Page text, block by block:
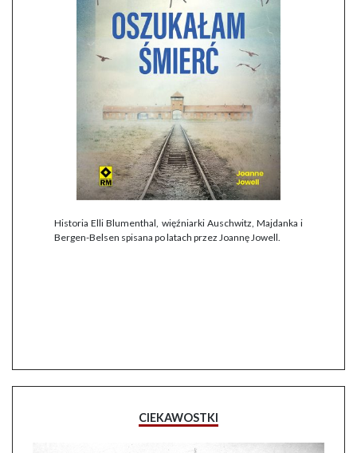
Historia Elli Blumenthal, więźniarki Auschwitz, Majdanka i
Bergen-Belsen spisana po latach przez Joannę Jowell.
CIEKAWOSTKI